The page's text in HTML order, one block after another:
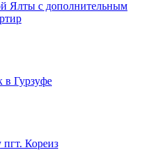
Кореиз